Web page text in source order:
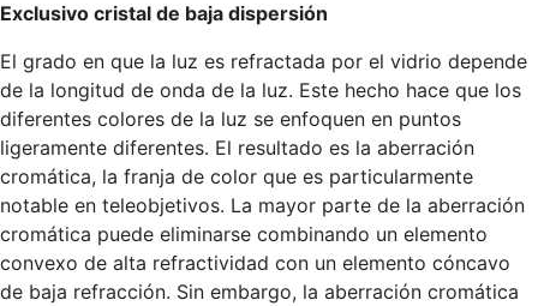
Exclusivo cristal de baja dispersión
El grado en que la luz es refractada por el vidrio depende
de la longitud de onda de la luz. Este hecho hace que los
diferentes colores de la luz se enfoquen en puntos
ligeramente diferentes. El resultado es la aberración
cromática, la franja de color que es particularmente
notable en teleobjetivos. La mayor parte de la aberración
cromática puede eliminarse combinando un elemento
convexo de alta refractividad con un elemento cóncavo
de baja refracción. Sin embargo, la aberración cromática